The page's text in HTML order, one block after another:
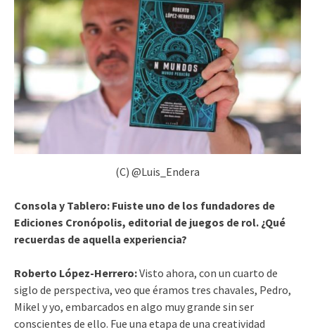
(C) @Luis_Endera
Consola y Tablero: Fuiste uno de los fundadores de
Ediciones Cronópolis, editorial de juegos de rol. ¿Qué
recuerdas de aquella experiencia?
Roberto López-Herrero:Visto ahora, con un cuarto de
siglo de perspectiva, veo que éramos tres chavales, Pedro,
Mikel y yo, embarcados en algo muy grande sin ser
conscientes de ello. Fue una etapa de una creatividad